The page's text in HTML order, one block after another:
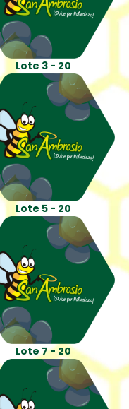
Lote 3 - 20
Lote 5 - 20
Lote 7 - 20